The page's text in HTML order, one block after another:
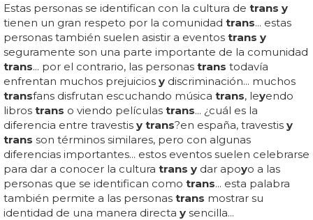
Estas personas se identifican con la cultura de trans y
tienen un gran respeto por la comunidad trans... estas
personas también suelen asistir a eventos trans y
seguramente son una parte importante de la comunidad
trans... por el contrario, las personas trans todavía
enfrentan muchos prejuicios y discriminación... muchos
transfans disfrutan escuchando música trans, leyendo
libros trans o viendo películas trans... ¿cuál es la
diferencia entre travestis y trans?en españa, travestis y
trans son términos similares, pero con algunas
diferencias importantes... estos eventos suelen celebrarse
para dar a conocer la cultura trans y dar apoyo a las
personas que se identifican como trans... esta palabra
también permite a las personas trans mostrar su
identidad de una manera directa y sencilla...